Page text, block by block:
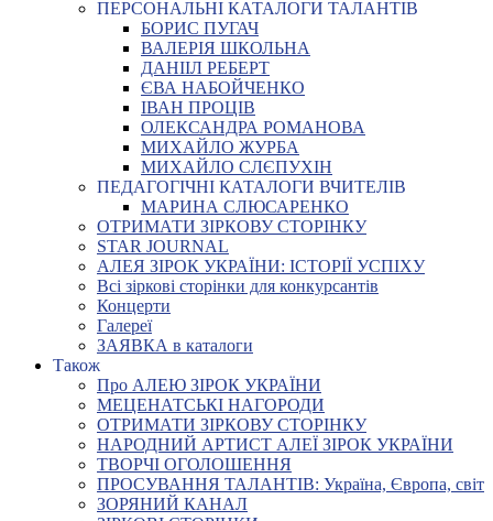
ПЕРСОНАЛЬНІ КАТАЛОГИ ТАЛАНТІВ
БОРИС ПУГАЧ
ВАЛЕРІЯ ШКОЛЬНА
ДАНІІЛ РЕБЕРТ
ЄВА НАБОЙЧЕНКО
ІВАН ПРОЦІВ
ОЛЕКСАНДРА РОМАНОВА
МИХАЙЛО ЖУРБА
МИХАЙЛО СЛЄПУХІН
ПЕДАГОГІЧНІ КАТАЛОГИ ВЧИТЕЛІВ
МАРИНА СЛЮСАРЕНКО
ОТРИМАТИ ЗІРКОВУ СТОРІНКУ
STAR JOURNAL
АЛЕЯ ЗІРОК УКРАЇНИ: ІСТОРІЇ УСПІХУ
Всі зіркові сторінки для конкурсантів
Концерти
Галереї
ЗАЯВКА в каталоги
Також
Про АЛЕЮ ЗІРОК УКРАЇНИ
МЕЦЕНАТСЬКІ НАГОРОДИ
ОТРИМАТИ ЗІРКОВУ СТОРІНКУ
НАРОДНИЙ АРТИСТ АЛЕЇ ЗІРОК УКРАЇНИ
ТВОРЧІ ОГОЛОШЕННЯ
ПРОСУВАННЯ ТАЛАНТІВ: Україна, Європа, світ
ЗОРЯНИЙ КАНАЛ